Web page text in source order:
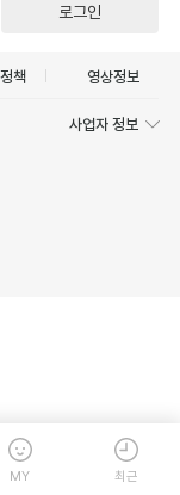
로그인
책 영상정보
사업자 정보
MY 최근